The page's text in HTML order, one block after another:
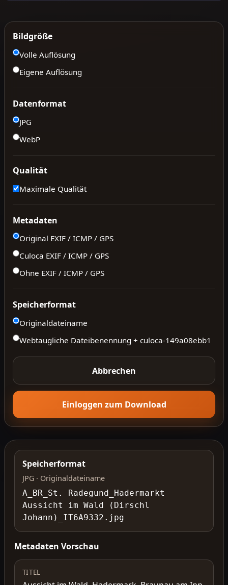
Bildgröße
Volle Auflösung
Eigene Auflösung
Datenformat
JPG
WebP
Qualität
Maximale Qualität
Metadaten
Original EXIF / ICMP / GPS
Culoca EXIF / ICMP / GPS
Ohne EXIF / ICMP / GPS
Speicherformat
Originaldateiname
Webtaugliche Dateibenennung + culoca-149a08ebb1
Abbrechen
Einloggen zum Download
Speicherformat
JPG · Originaldateiname
A_BR_St. Radegund_Hadermarkt
Aussicht im Wald (Dirschl
Johann)_IT6A9332.jpg
Metadaten Vorschau
TITEL